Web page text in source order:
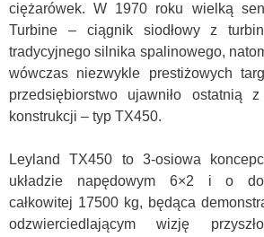
ciężarówek. W 1970 roku wielką
Turbine – ciągnik siodłowy z
tradycyjnego silnika spalinowego,
wówczas niezwykle prestiżowych
przedsiębiorstwo ujawniło ostatnią
konstrukcji – typ TX450.
Leyland TX450 to 3-osiowa
układzie napędowym 6×2 i o
całkowitej 17500 kg, będąca
odzwierciedlającym wizję